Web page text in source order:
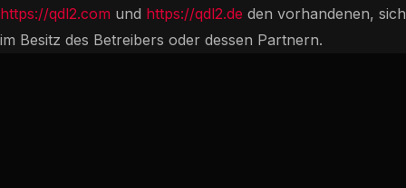
https://qdl2.com und https://qdl2.de den vorhandenen, sich
im Besitz des Betreibers oder dessen Partnern.